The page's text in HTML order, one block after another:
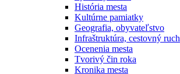
História mesta
Kultúrne pamiatky
Geografia, obyvateľstvo
Infraštruktúra, cestovný ruch
Ocenenia mesta
Tvorivý čin roka
Kronika mesta